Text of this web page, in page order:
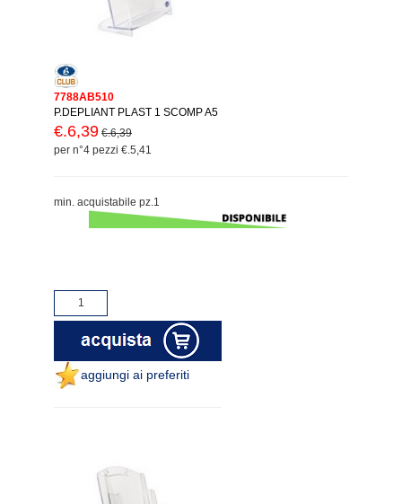
7788AB510
P.DEPLIANT PLAST 1 SCOMP A5
€.6,39 €.6,39
per n°4 pezzi €.5,41
min. acquistabile pz.1
aggiungi ai preferiti